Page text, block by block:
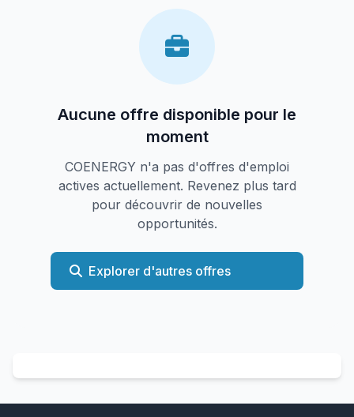
Aucune offre disponible pour le
moment
COENERGY n'a pas d'offres d'emploi
actives actuellement. Revenez plus tard
pour découvrir de nouvelles
opportunités.
Explorer d'autres offres